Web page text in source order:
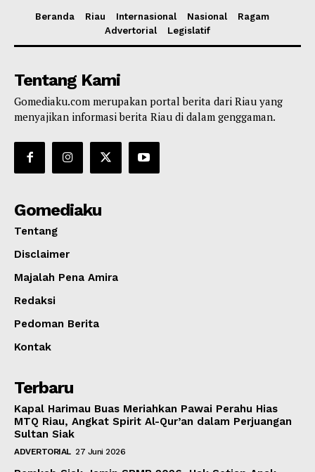
Beranda Riau Internasional Nasional
Ragam
Advertorial
Legislatif
Tentang Kami
Gomediaku.com merupakan portal berita dari Riau yang
menyajikan informasi berita Riau di dalam genggaman.
Gomediaku
Tentang
Disclaimer
Majalah Pena Amira
Redaksi
Pedoman Berita
Kontak
Terbaru
Kapal Harimau Buas Meriahkan Pawai Perahu Hias
MTQ Riau, Angkat Spirit Al-Qur’an dalam Perjuangan
Sultan Siak
ADVERTORIAL 27 Juni 2026